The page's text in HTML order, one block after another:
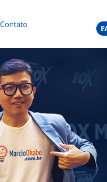
Contato